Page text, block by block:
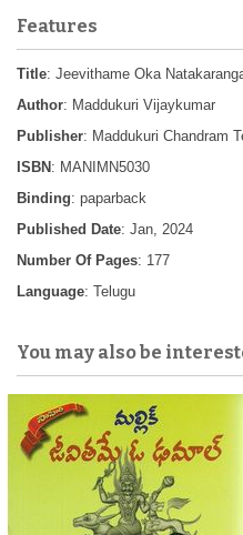
Features
Title: Jeevithame Oka
Author: Maddukuri Vijaykumar
Publisher: Maddukuri Chandram
ISBN : MANIMN5030
Binding: paparback
Published Date: Jan, 2024
Number Of Pages: 177
Language: Telugu
You may also be